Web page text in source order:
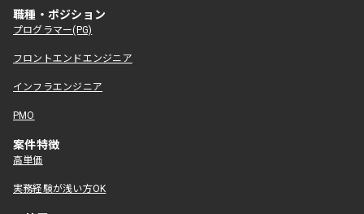
職種・ポジション
プログラマー(PG)
フロントエンドエンジニア
インフラエンジニア
PMO
案件特徴
高単価
実務経験が浅い方OK